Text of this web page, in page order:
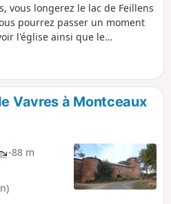
vous longerez le lac de Feillens
pourrez passer un moment
l'église ainsi que le
rénovée et agrandie dans
pédestre interdit aux
Vavres à Montceaux
-88 m